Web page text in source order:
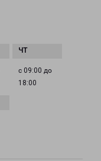
с 09:00 до
18:00